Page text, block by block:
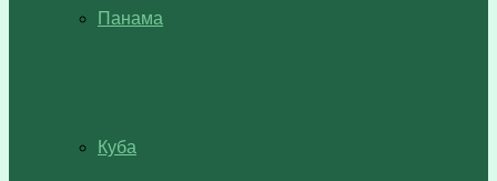
Панама
Куба